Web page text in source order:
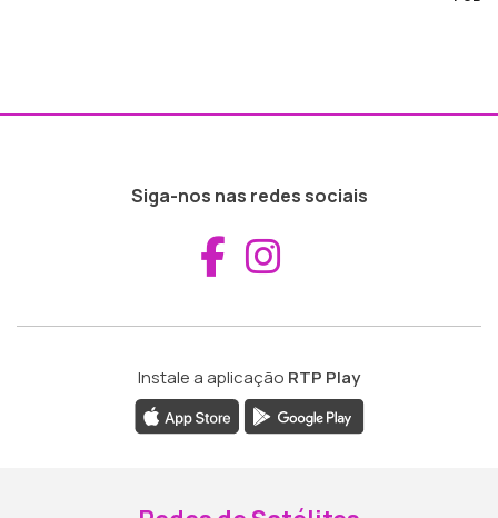
Siga-nos nas redes sociais
Aceder ao
Instale a aplicação RTP Play